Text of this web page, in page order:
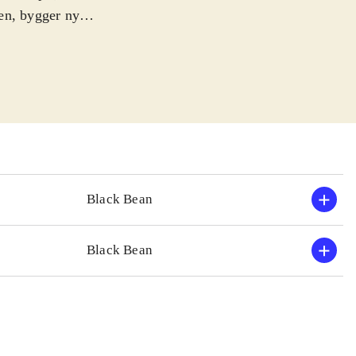
bygger nye
spillet
en række
rally-pro,
Black Bean
Black Bean